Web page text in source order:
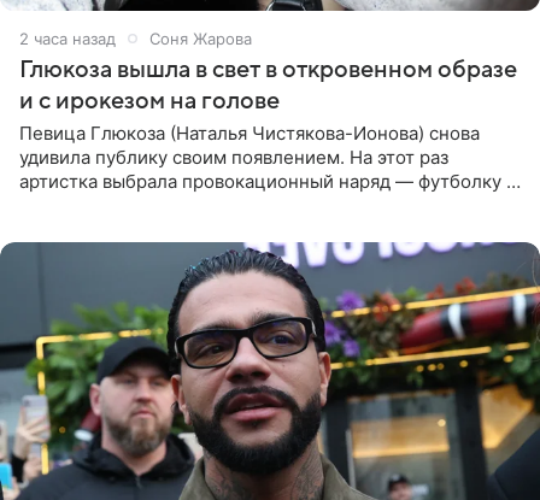
2 часа назад Соня Жарова
Глюкоза вышла в свет в откровенном образе
и с ирокезом на голове
Певица Глюкоза (Наталья Чистякова-Ионова) снова
удивила публику своим появлением. На этот раз
артистка выбрала провокационный наряд — футболку с